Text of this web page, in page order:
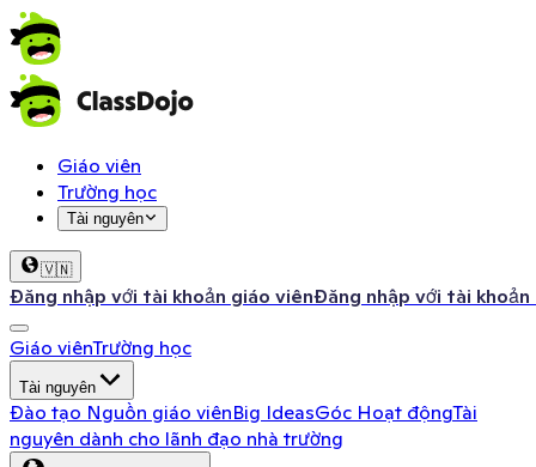
Giáo viên
Trường học
Tài nguyên
🇻🇳
Đăng nhập với tài khoản giáo viênĐăng nhập với tài khoản
Giáo viênTrường học
Tài nguyên
Đào tạo Nguồn giáo viênBig IdeasGóc Hoạt độngTài
nguyên dành cho lãnh đạo nhà trường